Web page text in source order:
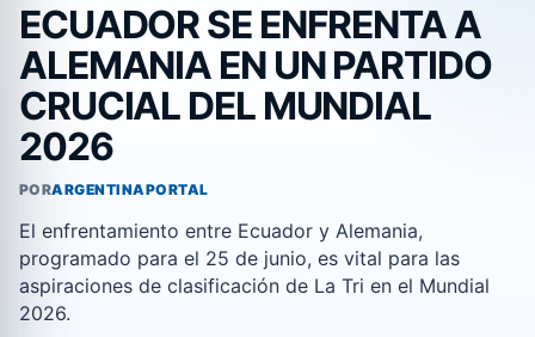
ECUADOR SE ENFRENTA A
ALEMANIA EN UN PARTIDO
CRUCIAL DEL MUNDIAL
2026
PORARGENTINAPORTAL
El enfrentamiento entre Ecuador y Alemania,
programado para el 25 de junio, es vital para las
aspiraciones de clasificación de La Tri en el Mundial
2026.